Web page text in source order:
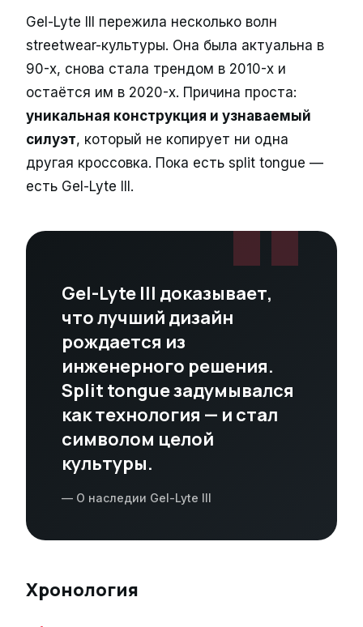
Gel-Lyte III пережила несколько волн
streetwear-культуры. Она была актуальна в
90-х, снова стала трендом в 2010-х и
остаётся им в 2020-х. Причина проста:
уникальная конструкция и узнаваемый
силуэт, который не копирует ни одна
другая кроссовка. Пока есть split tongue —
есть Gel-Lyte III.
"
Gel-Lyte III доказывает,
что лучший дизайн
рождается из
инженерного решения.
Split tongue задумывался
как технология — и стал
символом целой
культуры.
— О наследии Gel-Lyte III
Хронология